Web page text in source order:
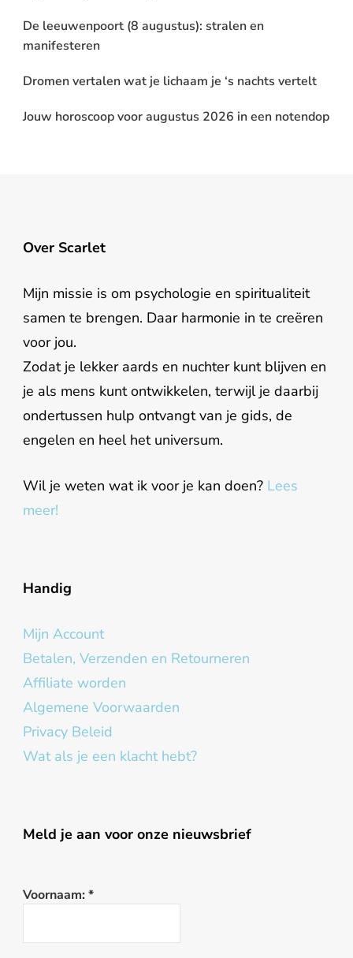
De leeuwenpoort (8 augustus): stralen en
manifesteren
Dromen vertalen wat je lichaam je ‘s nachts vertelt
Jouw horoscoop voor augustus 2026 in een notendop
Over Scarlet
Mijn missie is om psychologie en spiritualiteit
samen te brengen. Daar harmonie in te creëren
voor jou.
Zodat je lekker aards en nuchter kunt blijven en
je als mens kunt ontwikkelen, terwijl je daarbij
ondertussen hulp ontvangt van je gids, de
engelen en heel het universum.
Wil je weten wat ik voor je kan doen? Lees
meer!
Handig
Mijn Account
Betalen, Verzenden en Retourneren
Affiliate worden
Algemene Voorwaarden
Privacy Beleid
Wat als je een klacht hebt?
Meld je aan voor onze nieuwsbrief
Voornaam: *